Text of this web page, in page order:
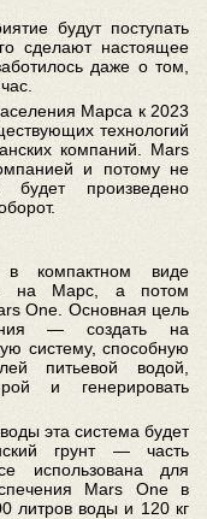
будут поступать
сделают настоящее
даже о том,
Марса к 2023
технологий
компаний. Mars
и потому не
произведено
в оборот.
в компактном виде
на Марс, а потом
One. Основная цель
— создать на
систему, способную
питьевой водой,
и генерировать
эта система будет
грунт — часть
использована для
Mars One в
литров воды и 120 кг